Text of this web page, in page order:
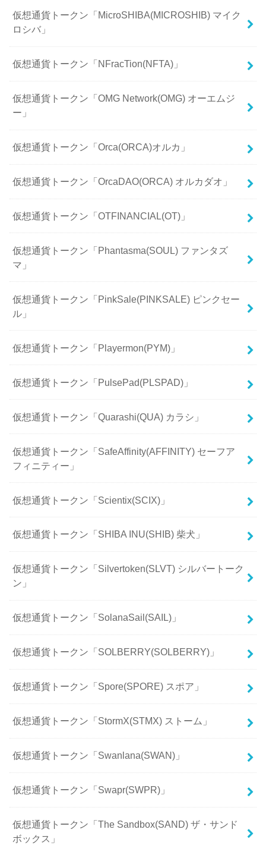
仮想通貨トークン「MicroSHIBA(MICROSHIB) マイク
ロシバ」
仮想通貨トークン「NFracTion(NFTA)」
仮想通貨トークン「OMG Network(OMG) オーエムジ
ー」
仮想通貨トークン「Orca(ORCA)オルカ」
仮想通貨トークン「OrcaDAO(ORCA) オルカダオ」
仮想通貨トークン「OTFINANCIAL(OT)」
仮想通貨トークン「Phantasma(SOUL) ファンタズ
マ」
仮想通貨トークン「PinkSale(PINKSALE) ピンクセー
ル」
仮想通貨トークン「Playermon(PYM)」
仮想通貨トークン「PulsePad(PLSPAD)」
仮想通貨トークン「Quarashi(QUA) カラシ」
仮想通貨トークン「SafeAffinity(AFFINITY) セーフア
フィニティー」
仮想通貨トークン「Scientix(SCIX)」
仮想通貨トークン「SHIBA INU(SHIB) 柴犬」
仮想通貨トークン「Silvertoken(SLVT) シルバートーク
ン」
仮想通貨トークン「SolanaSail(SAIL)」
仮想通貨トークン「SOLBERRY(SOLBERRY)」
仮想通貨トークン「Spore(SPORE) スポア」
仮想通貨トークン「StormX(STMX) ストーム」
仮想通貨トークン「Swanlana(SWAN)」
仮想通貨トークン「Swapr(SWPR)」
仮想通貨トークン「The Sandbox(SAND) ザ・サンド
ボックス」